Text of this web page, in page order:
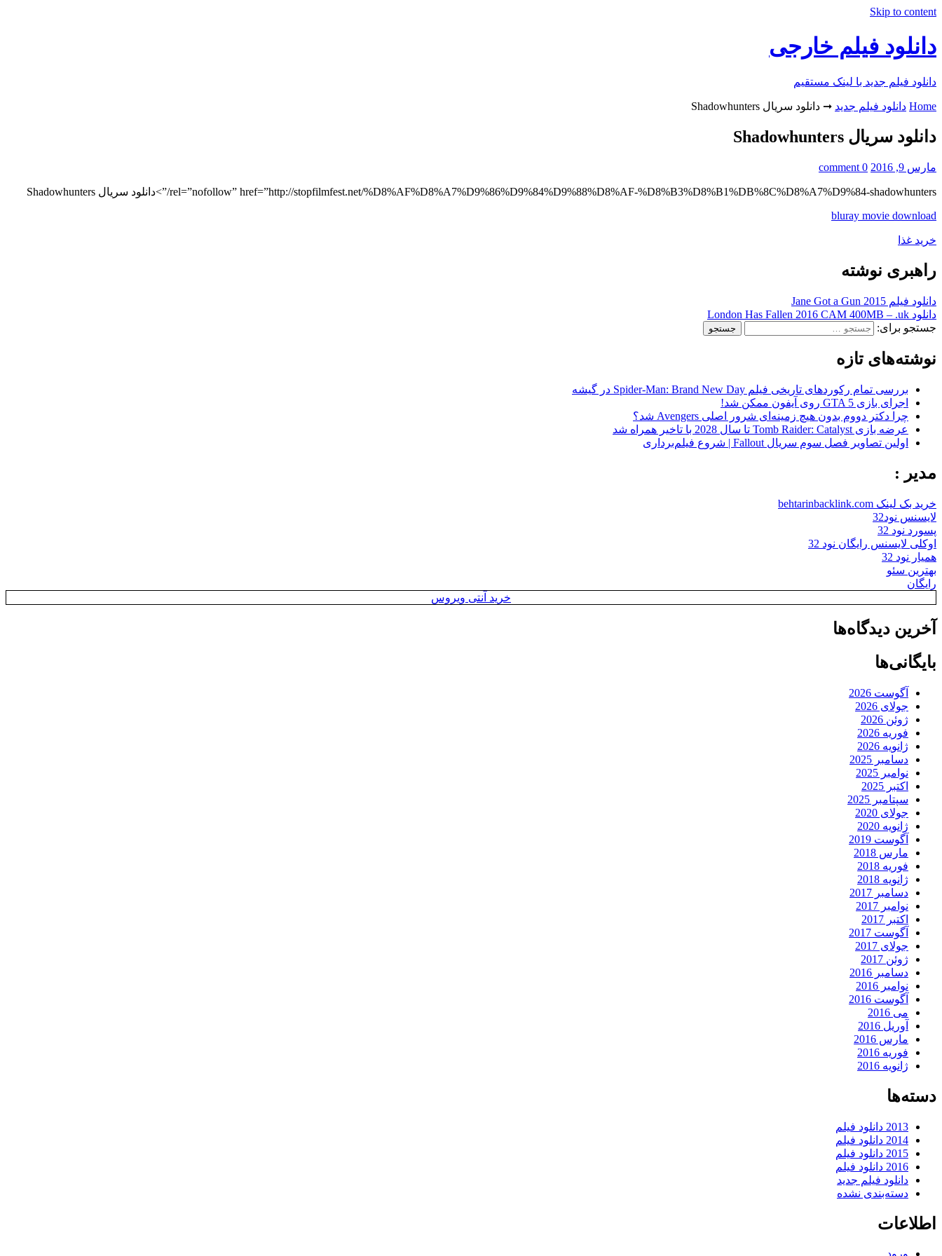
Skip to content
دانلود فیلم خارجی
دانلود فیلم جدید با لینک مستقیم
Home دانلود فیلم جدید ➞ دانلود سریال Shadowhunters
دانلود سریال Shadowhunters
مارس 9, 2016 0 comment
rel=”nofollow” href=”http://stopfilmfest.net/%D8%AF%D8%A7%D9%86%D9%84%D9%88%D8%AF-%D8%B3%D8%B1%DB%8C%D8%A7%D9%84-shadowhunters/”>دانلود سریال Shadowhunters
bluray movie download
خرید غذا
راهبری نوشته
دانلود فیلم Jane Got a Gun 2015
دانلود London Has Fallen 2016 CAM 400MB – .uk
جستجو برای:
نوشته‌های تازه
بررسی تمام رکوردهای تاریخی فیلم Spider-Man: Brand New Day در گیشه
اجرای بازی GTA 5 روی آیفون ممکن شد!
چرا دکتر دووم بدون هیچ زمینه‌ای شرور اصلی Avengers شد؟
عرضه بازی Tomb Raider: Catalyst تا سال 2028 با تاخیر همراه شد
اولین تصاویر فصل سوم سریال Fallout | شروع فیلم‌برداری
مدیر :
خرید بک لینک behtarinbacklink.com
لایسنس نود32
پسورد نود 32
اوکلی لایسنس رایگان نود 32
همیار نود 32
بهترین سئو
رایگان
خرید آنتی ویروس
آخرین دیدگاه‌ها
بایگانی‌ها
آگوست 2026
جولای 2026
ژوئن 2026
فوریه 2026
ژانویه 2026
دسامبر 2025
نوامبر 2025
اکتبر 2025
سپتامبر 2025
جولای 2020
ژانویه 2020
آگوست 2019
مارس 2018
فوریه 2018
ژانویه 2018
دسامبر 2017
نوامبر 2017
اکتبر 2017
آگوست 2017
جولای 2017
ژوئن 2017
دسامبر 2016
نوامبر 2016
آگوست 2016
می 2016
آوریل 2016
مارس 2016
فوریه 2016
ژانویه 2016
دسته‌ها
2013 دانلود فیلم
2014 دانلود فیلم
2015 دانلود فیلم
2016 دانلود فیلم
دانلود فیلم جدید
دسته‌بندی نشده
اطلاعات